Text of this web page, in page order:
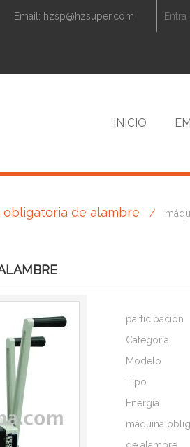
Email: hzsp@hzsuper.com
INICIO
CONTACTO
obligatoria de alambre /
participación
Categoría
Modelo
Tipo
Energía
máquina